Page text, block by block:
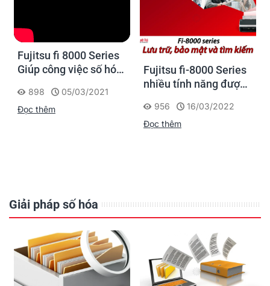
Fujitsu fi 8000 Series
Giúp công việc số hóa
thuận tiện
898
05/03/2021
Đọc thêm
Fujitsu fi-8000 Series
nhiều tính năng được
hóa hiện đại
956
16/03/2022
Đọc thêm
Giải pháp số hóa